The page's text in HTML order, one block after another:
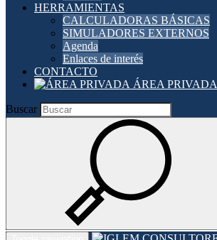
HERRAMIENTAS
CALCULADORAS BÁSICAS
SIMULADORES EXTERNOS
Agenda
Enlaces de interés
CONTACTO
ÁREA PRIVADA
Buscar